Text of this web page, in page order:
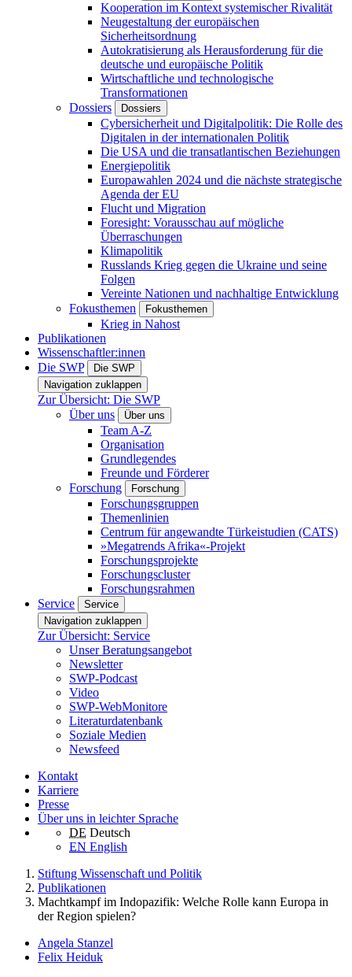
Kooperation im Kontext systemischer Rivalität
Neugestaltung der europäischen
Sicherheitsordnung
Autokratisierung als Herausforderung für die
deutsche und europäische Politik
Wirtschaftliche und technologische
Transformationen
Dossiers
Dossiers
Cybersicherheit und Digitalpolitik: Die Rolle des
Digitalen in der internationalen Politik
Die USA und die transatlantischen Beziehungen
Energiepolitik
Europawahlen 2024 und die nächste strategische
Agenda der EU
Flucht und Migration
Foresight: Vorausschau auf mögliche
Überraschungen
Klimapolitik
Russlands Krieg gegen die Ukraine und seine
Folgen
Vereinte Nationen und nachhaltige Entwicklung
Fokusthemen
Fokusthemen
Krieg in Nahost
Publikationen
Wissenschaftler:innen
Die SWP
Die SWP
Navigation zuklappen
Zur Übersicht: Die SWP
Über uns
Über uns
Team A-Z
Organisation
Grundlegendes
Freunde und Förderer
Forschung
Forschung
Forschungsgruppen
Themenlinien
Centrum für angewandte Türkeistudien (CATS)
»Megatrends Afrika«-Projekt
Forschungsprojekte
Forschungscluster
Forschungsrahmen
Service
Service
Navigation zuklappen
Zur Übersicht: Service
Unser Beratungsangebot
Newsletter
SWP-Podcast
Video
SWP-WebMonitore
Literaturdatenbank
Soziale Medien
Newsfeed
Kontakt
Karriere
Presse
Über uns in leichter Sprache
DE Deutsch
EN English
Stiftung Wissenschaft und Politik
Publikationen
Machtkampf im Indopazifik: Welche Rolle kann Europa in
der Region spielen?
Angela Stanzel
Felix Heiduk